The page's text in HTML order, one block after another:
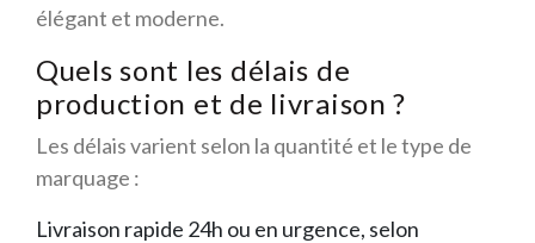
élégant et moderne.
Quels sont les délais de
production et de livraison ?
Les délais varient selon la quantité et le type de
marquage :
Livraison rapide 24h ou en urgence, selon